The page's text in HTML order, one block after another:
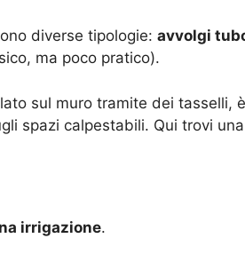
diverse tipologie: avvolgi
ma poco pratico).
sul muro tramite dei tasselli,
spazi calpestabili. Qui trovi una
irrigazione.